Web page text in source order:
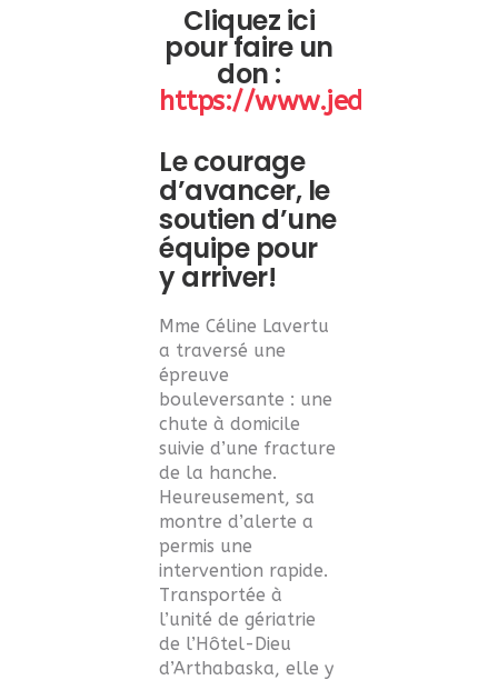
Cliquez ici
pour faire un
don :
https://
Le courage
d’avancer, le
soutien d’une
équipe pour
y arriver!
Mme Céline Lavertu
a traversé une
épreuve
bouleversante : une
chute à domicile
suivie d’une fracture
de la hanche.
Heureusement, sa
montre d’alerte a
permis une
intervention rapide.
Transportée à
l’unité de gériatrie
de l’Hôtel-Dieu
d’Arthabaska, elle y